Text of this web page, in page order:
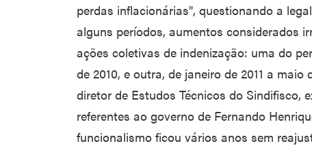
perdas inflacionárias", questionando a
alguns períodos, aumentos considerados
ações coletivas de indenização: uma do
de 2010, e outra, de janeiro de 2011 a maio
diretor de Estudos Técnicos do Sindifisco,
referentes ao governo de Fernando
funcionalismo ficou vários anos sem